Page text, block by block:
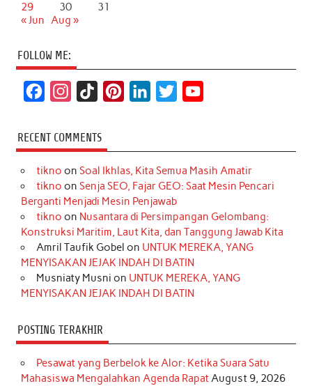
29
30
31
« Jun Aug »
FOLLOW ME:
c
e
b
o
k
s
t
a
r
a
m
k
T
o
k
t
e
r
e
s
t
k
e
d
I
n
t
t
r
T
u
e
RECENT COMMENTS
tikno on Soal Ikhlas, Kita Semua Masih Amatir
tikno on Senja SEO, Fajar GEO: Saat Mesin Pencari
Berganti Menjadi Mesin Penjawab
tikno on Nusantara di Persimpangan Gelombang:
Konstruksi Maritim, Laut Kita, dan Tanggung Jawab Kita
Amril Taufik Gobel on UNTUK MEREKA, YANG
MENYISAKAN JEJAK INDAH DI BATIN
Musniaty Musni on UNTUK MEREKA, YANG
MENYISAKAN JEJAK INDAH DI BATIN
POSTING TERAKHIR
Pesawat yang Berbelok ke Alor: Ketika Suara Satu
Mahasiswa Mengalahkan Agenda RapatAugust 9, 2026